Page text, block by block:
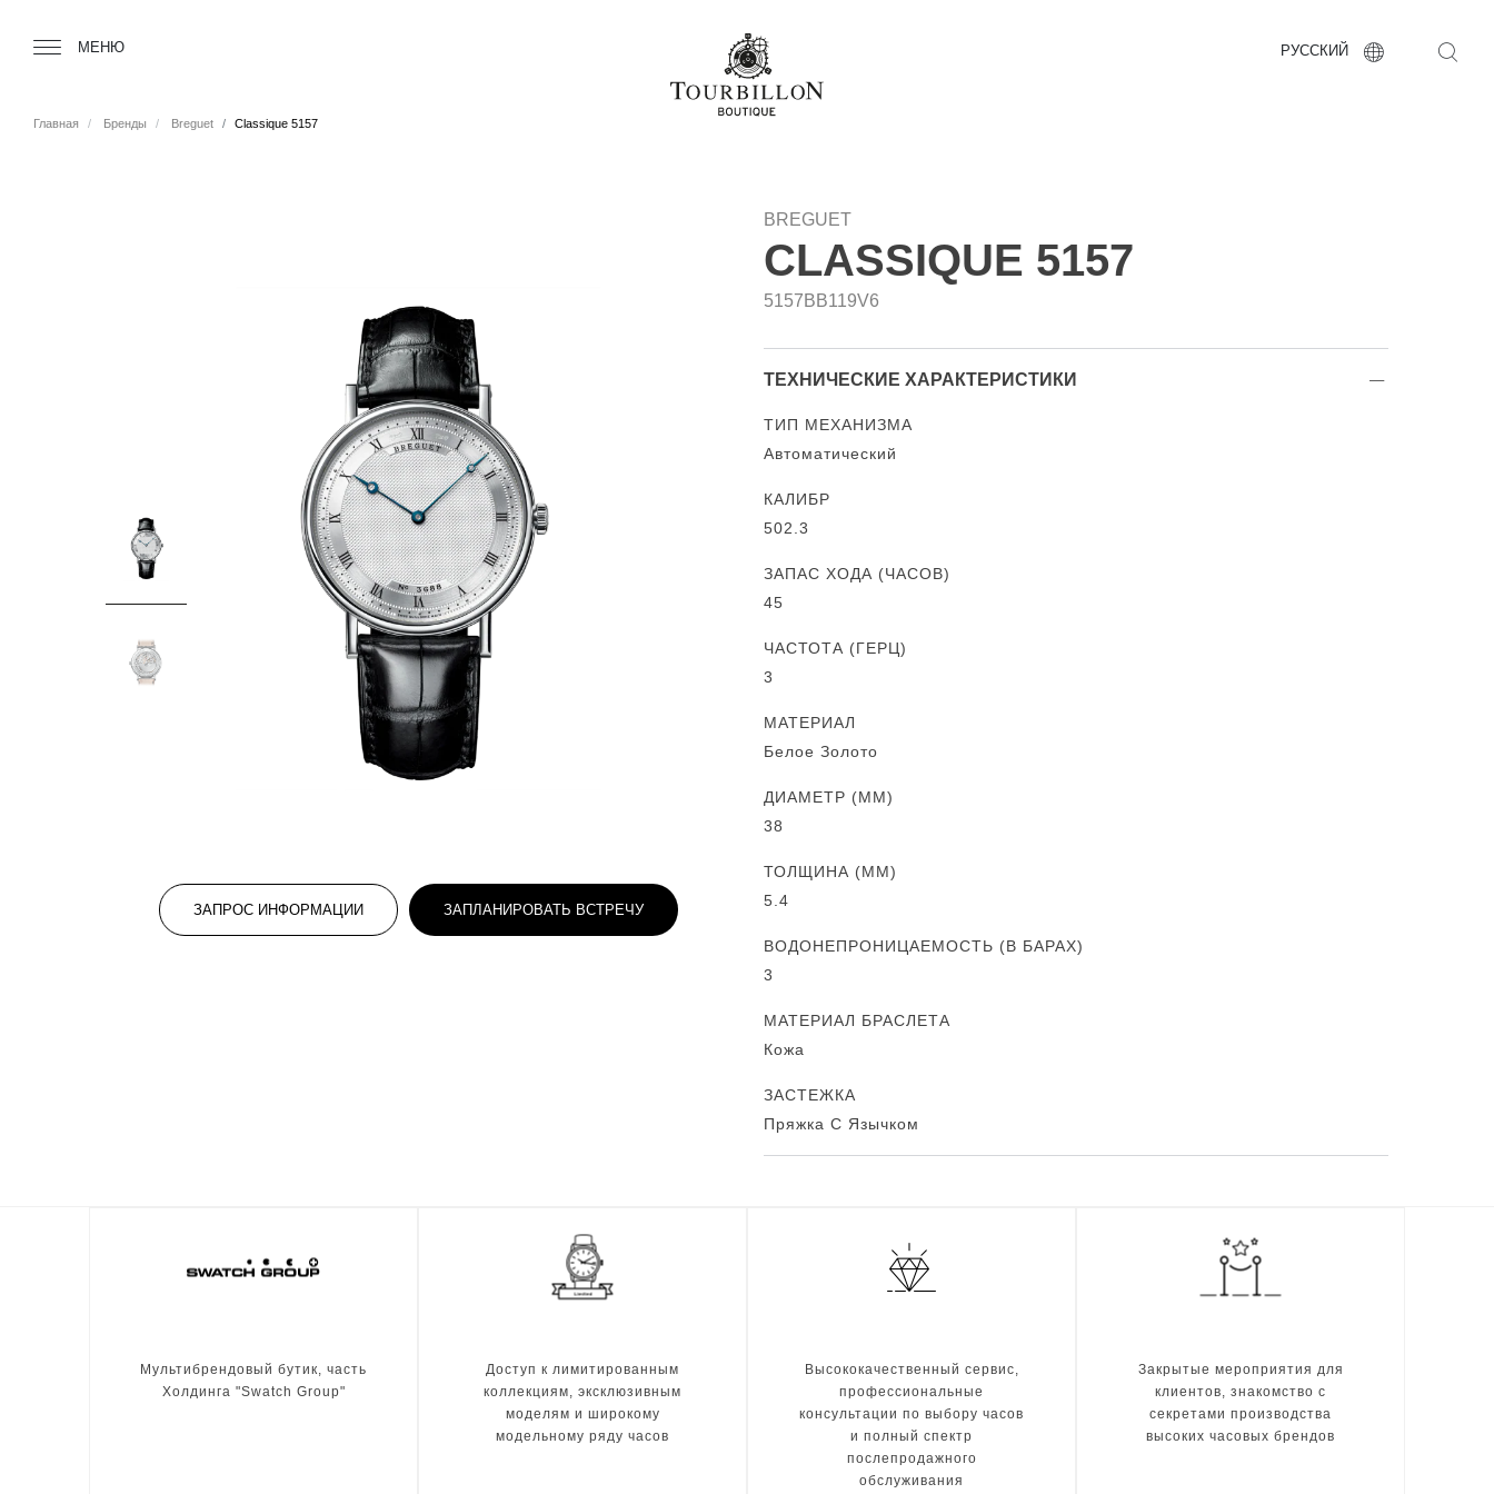
МЕНЮ РУССКИЙ
Главная Бренды Breguet Classique 5157
ЗАПРОС ИНФОРМАЦИИ ЗАПЛАНИРОВАТЬ ВСТРЕЧУ
BREGUET
CLASSIQUE 5157
5157BB119V6
ТЕХНИЧЕСКИЕ ХАРАКТЕРИСТИКИ
ТИП МЕХАНИЗМА
Автоматический
КАЛИБР
502.3
ЗАПАС ХОДА (ЧАСОВ)
45
ЧАСТОТА (ГЕРЦ)
3
МАТЕРИАЛ
Белое Золото
ДИАМЕТР (MM)
38
ТОЛЩИНА (MM)
5.4
ВОДОНЕПРОНИЦАЕМОСТЬ (В БАРАХ)
3
МАТЕРИАЛ БРАСЛЕТА
Кожа
ЗАСТЕЖКА
Пряжка С Язычком
Мультибрендовый бутик, часть
Холдинга "Swatch Group"
Доступ к лимитированным
коллекциям, эксклюзивным
моделям и широкому
модельному ряду часов
Высококачественный сервис,
профессиональные
консультации по выбору часов
и полный спектр
послепродажного
обслуживания
Закрытые мероприятия для
клиентов, знакомство с
секретами производства
высоких часовых брендов